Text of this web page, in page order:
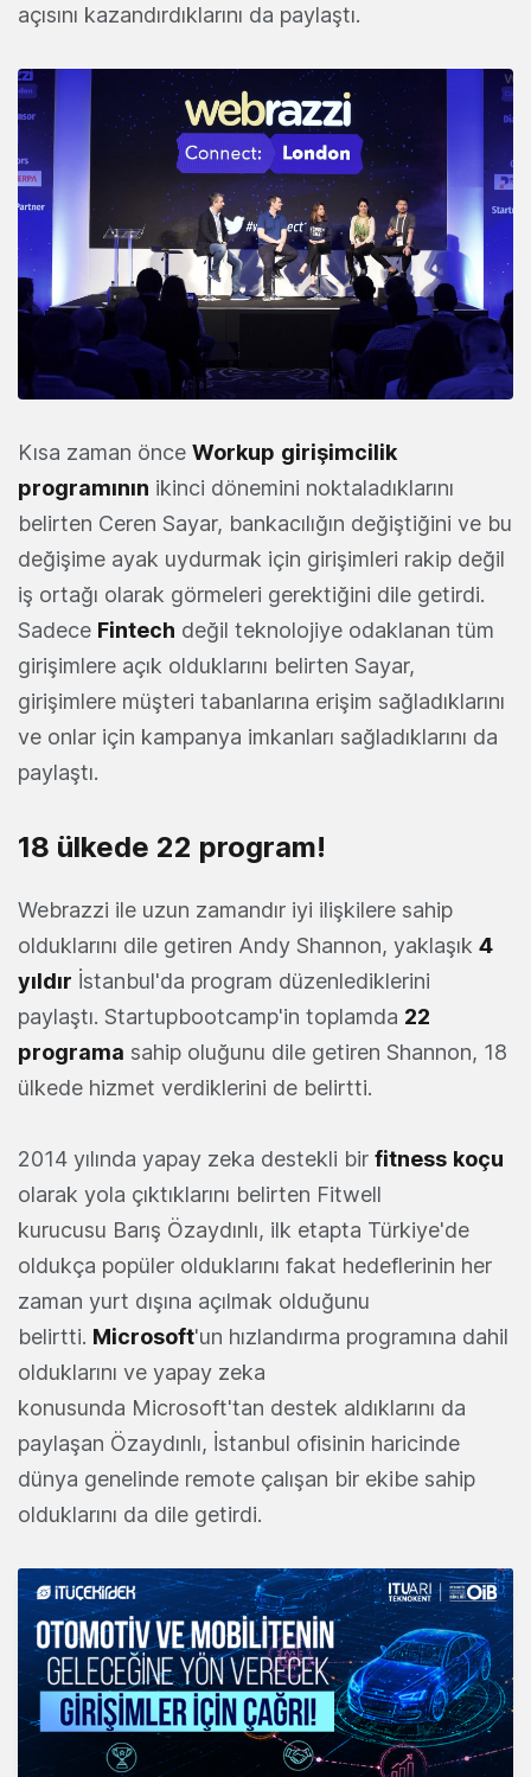
açısını kazandırdıklarını da paylaştı.
Kısa zaman önce Workup girişimcilik
programının ikinci dönemini noktaladıklarını
belirten Ceren Sayar, bankacılığın değiştiğini ve bu
değişime ayak uydurmak için girişimleri rakip değil
iş ortağı olarak görmeleri gerektiğini dile getirdi.
Sadece Fintech değil teknolojiye odaklanan tüm
girişimlere açık olduklarını belirten Sayar,
girişimlere müşteri tabanlarına erişim sağladıklarını
ve onlar için kampanya imkanları sağladıklarını da
paylaştı.
18 ülkede 22 program!
Webrazzi ile uzun zamandır iyi ilişkilere sahip
olduklarını dile getiren Andy Shannon, yaklaşık 4
yıldır İstanbul'da program düzenlediklerini
paylaştı. Startupbootcamp'in toplamda 22
programa sahip oluğunu dile getiren Shannon, 18
ülkede hizmet verdiklerini de belirtti.
2014 yılında yapay zeka destekli bir fitness koçu
olarak yola çıktıklarını belirten Fitwell
kurucusu Barış Özaydınlı, ilk etapta Türkiye'de
oldukça popüler olduklarını fakat hedeflerinin her
zaman yurt dışına açılmak olduğunu
belirtti. Microsoft'un hızlandırma programına dahil
olduklarını ve yapay zeka
konusunda Microsoft'tan destek aldıklarını da
paylaşan Özaydınlı, İstanbul ofisinin haricinde
dünya genelinde remote çalışan bir ekibe sahip
olduklarını da dile getirdi.